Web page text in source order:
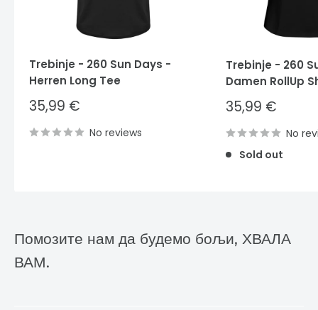
Trebinje - 260 Sun Days -
Herren Long Tee
Sale
price
35,99 €
No reviews
Trebinje - 260
Damen RollUp
Sale
price
35,99 €
No
Sold out
Помозите нам да будемо бољи, ХВАЛА
ВАМ.